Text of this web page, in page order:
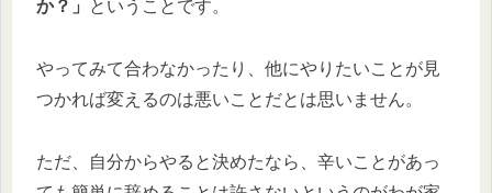
か？」
ということです。
やってみて合わなかったり、他にやりたいことが見
つかれば変えるのは悪いことだとは思いません。
ただ、自分からやると決めたなら、辛いことがあっ